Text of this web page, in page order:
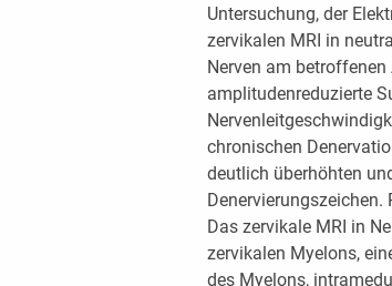
Untersuchung, der
zervikalen MRI in
Nerven am
amplitudenreduzierte
chronischen
deutlich überhöhten
Das zervikale MRI in
zervikalen Myelons,
des Myelons,